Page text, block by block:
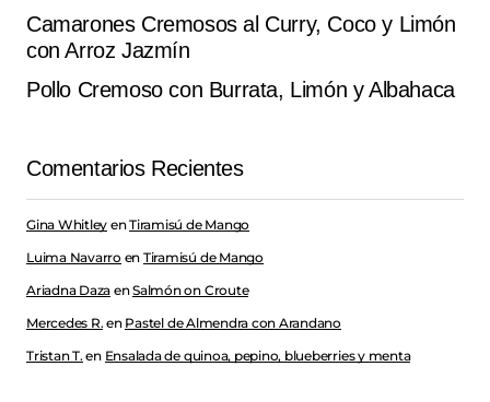
Camarones Cremosos al Curry, Coco y Limón
con Arroz Jazmín
Pollo Cremoso con Burrata, Limón y Albahaca
Comentarios Recientes
Gina Whitley enTiramisú de Mango
Luima Navarro en Tiramisú de Mango
Ariadna Daza enSalmón on Croute
Mercedes R. en Pastel de Almendra con Arandano
Tristan T. en Ensalada de quinoa, pepino, blueberries y menta